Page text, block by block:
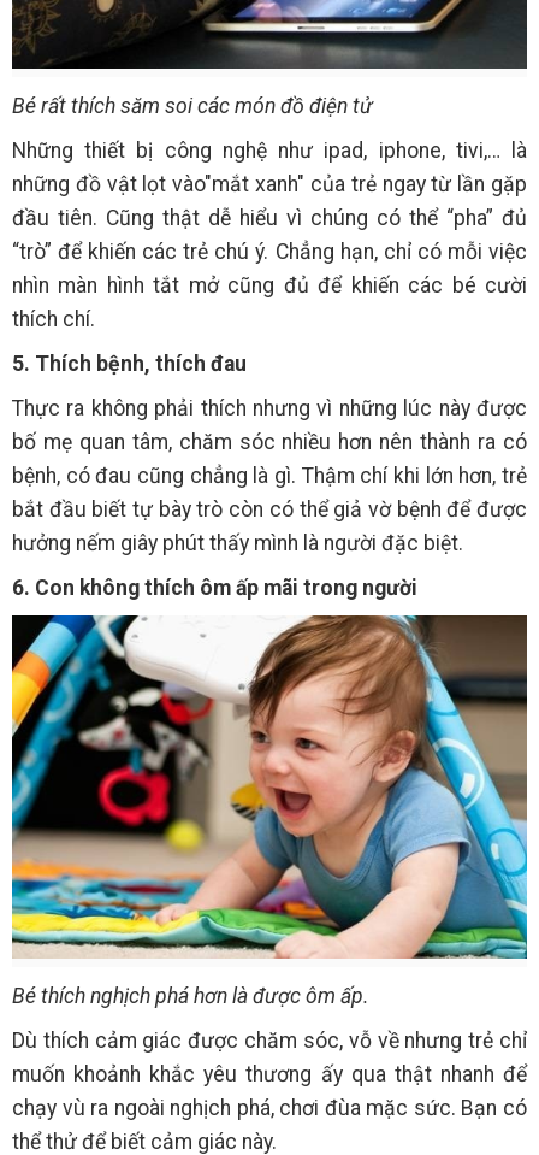
Bé rất thích săm soi các món đồ điện tử
Những thiết bị công nghệ như ipad, iphone, tivi,… là
những đồ vật lọt vào"mắt xanh" của trẻ ngay từ lần gặp
đầu tiên. Cũng thật dễ hiểu vì chúng có thể “pha” đủ
“trò” để khiến các trẻ chú ý. Chẳng hạn, chỉ có mỗi việc
nhìn màn hình tắt mở cũng đủ để khiến các bé cười
thích chí.
5. Thích bệnh, thích đau
Thực ra không phải thích nhưng vì những lúc này được
bố mẹ quan tâm, chăm sóc nhiều hơn nên thành ra có
bệnh, có đau cũng chẳng là gì. Thậm chí khi lớn hơn, trẻ
bắt đầu biết tự bày trò còn có thể giả vờ bệnh để được
hưởng nếm giây phút thấy mình là người đặc biệt.
6. Con không thích ôm ấp mãi trong người
Bé thích nghịch phá hơn là được ôm ấp.
Dù thích cảm giác được chăm sóc, vỗ về nhưng trẻ chỉ
muốn khoảnh khắc yêu thương ấy qua thật nhanh để
chạy vù ra ngoài nghịch phá, chơi đùa mặc sức. Bạn có
thể thử để biết cảm giác này.